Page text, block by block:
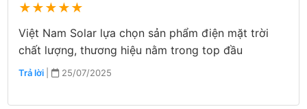
★★★★★
Việt Nam Solar lựa chọn sản phẩm điện mặt trời
chất lượng, thương hiệu nằm trong top đầu
Trả lời | 25/07/2025